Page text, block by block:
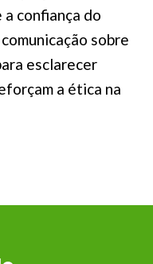
confiança do
sobre
esclarecer
a ética na